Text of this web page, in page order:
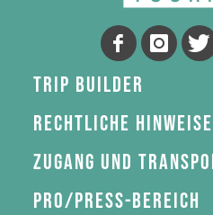
Trip Builder
Rechtliche Hinweise
Zugang und
Pro/Press-Bereich